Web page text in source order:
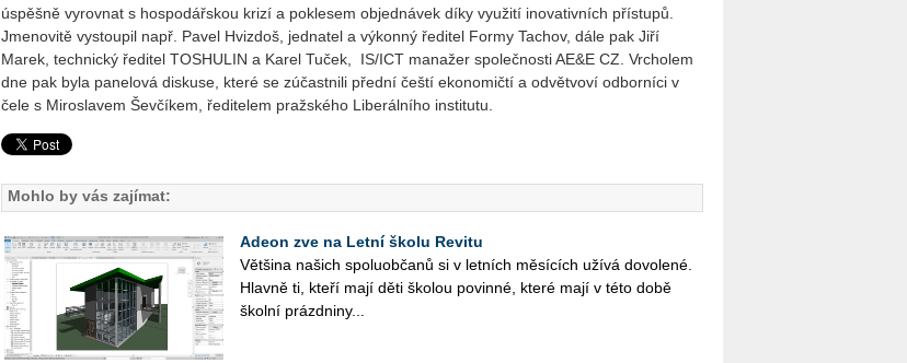
úspěšně vyrovnat s hospodářskou krizí a poklesem objednávek díky využití inovativních přístupů.
Jmenovitě vystoupil např. Pavel Hvizdoš, jednatel a výkonný ředitel Formy Tachov, dále pak Jiří
Marek, technický ředitel TOSHULIN a Karel Tuček,
IS/ICT manažer společnosti AE&E CZ. Vrcholem
dne pak byla panelová diskuse, které se zúčastnili přední čeští ekonomičtí a odvětvoví odborníci v
čele s Miroslavem Ševčíkem, ředitelem pražského Liberálního institutu.
Mohlo by vás zajímat:
Adeon zve na Letní školu Revitu
Vět­ši­na na­šich spo­lu­ob­ča­nů si v let­ních mě­sí­cích užívá do­vo­le­né.
Hlav­ně ti, kteří mají děti ško­lou po­vin­né, které mají v této době
škol­ní prázd­ni­ny...